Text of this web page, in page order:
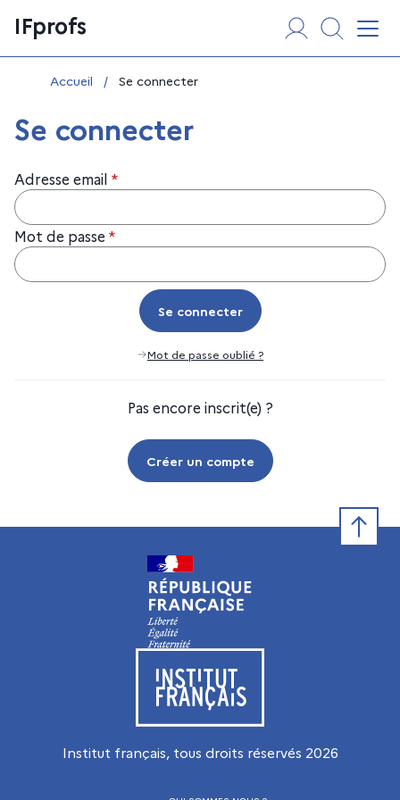
au
contenu
IFprofs
Vous êtes ici :
Accueil / Se connecter
Se connecter
Adresse email *
Mot de passe *
Se connecter
Se connecter
Mot de passe oublié ?
Pas encore inscrit(e) ?
Créer un compte
Visiter le site de l’Institut français
Institut français, tous droits réservés 2026